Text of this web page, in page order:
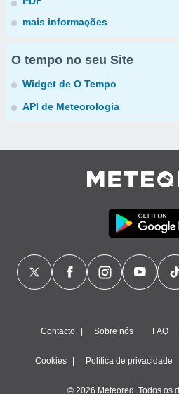
mais informações
O tempo no seu Site
Widget de O Tempo
API de Meteorologia
Contacto Sobre nós FAQ
Cookies Política de privacidade
© 2026 Meteored. Todos os